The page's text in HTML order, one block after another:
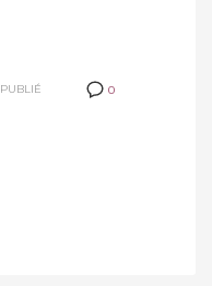
0
PUBLIÉ